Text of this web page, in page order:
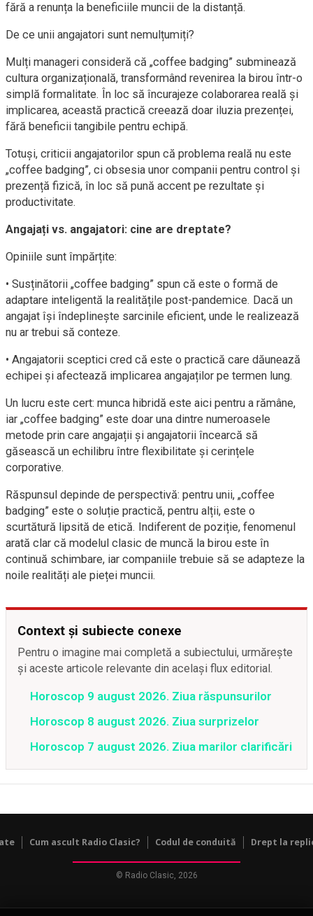
fără a renunța la beneficiile muncii de la distanță.
De ce unii angajatori sunt nemulțumiți?
Mulți manageri consideră că „coffee badging” subminează
cultura organizațională, transformând revenirea la birou într-o
simplă formalitate. În loc să încurajeze colaborarea reală și
implicarea, această practică creează doar iluzia prezenței,
fără beneficii tangibile pentru echipă.
Totuși, criticii angajatorilor spun că problema reală nu este
„coffee badging”, ci obsesia unor companii pentru control și
prezență fizică, în loc să pună accent pe rezultate și
productivitate.
Angajați vs. angajatori: cine are dreptate?
Opiniile sunt împărțite:
• Susținătorii „coffee badging” spun că este o formă de
adaptare inteligentă la realitățile post-pandemice. Dacă un
angajat își îndeplinește sarcinile eficient, unde le realizează
nu ar trebui să conteze.
• Angajatorii sceptici cred că este o practică care dăunează
echipei și afectează implicarea angajaților pe termen lung.
Un lucru este cert: munca hibridă este aici pentru a rămâne,
iar „coffee badging” este doar una dintre numeroasele
metode prin care angajații și angajatorii încearcă să
găsească un echilibru între flexibilitate și cerințele
corporative.
Răspunsul depinde de perspectivă: pentru unii, „coffee
badging” este o soluție practică, pentru alții, este o
scurtătură lipsită de etică. Indiferent de poziție, fenomenul
arată clar că modelul clasic de muncă la birou este în
continuă schimbare, iar companiile trebuie să se adapteze la
noile realități ale pieței muncii.
Context și subiecte conexe
Pentru o imagine mai completă a subiectului, urmărește
și aceste articole relevante din același flux editorial.
Horoscop 9 august 2026. Ziua răspunsurilor
Horoscop 8 august 2026. Ziua surprizelor
Horoscop 7 august 2026. Ziua marilor clarificări
Cum ascult Radio Clasic? Codul de conduită Drept la
© Radio Clasic, 2026